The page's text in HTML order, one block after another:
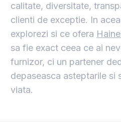
calitate, diversitate,
clienti de exceptie. In
explorezi si ce ofera
sa fie exact ceea ce ai
furnizor, ci un partener
depaseasca asteptarile si
viata.